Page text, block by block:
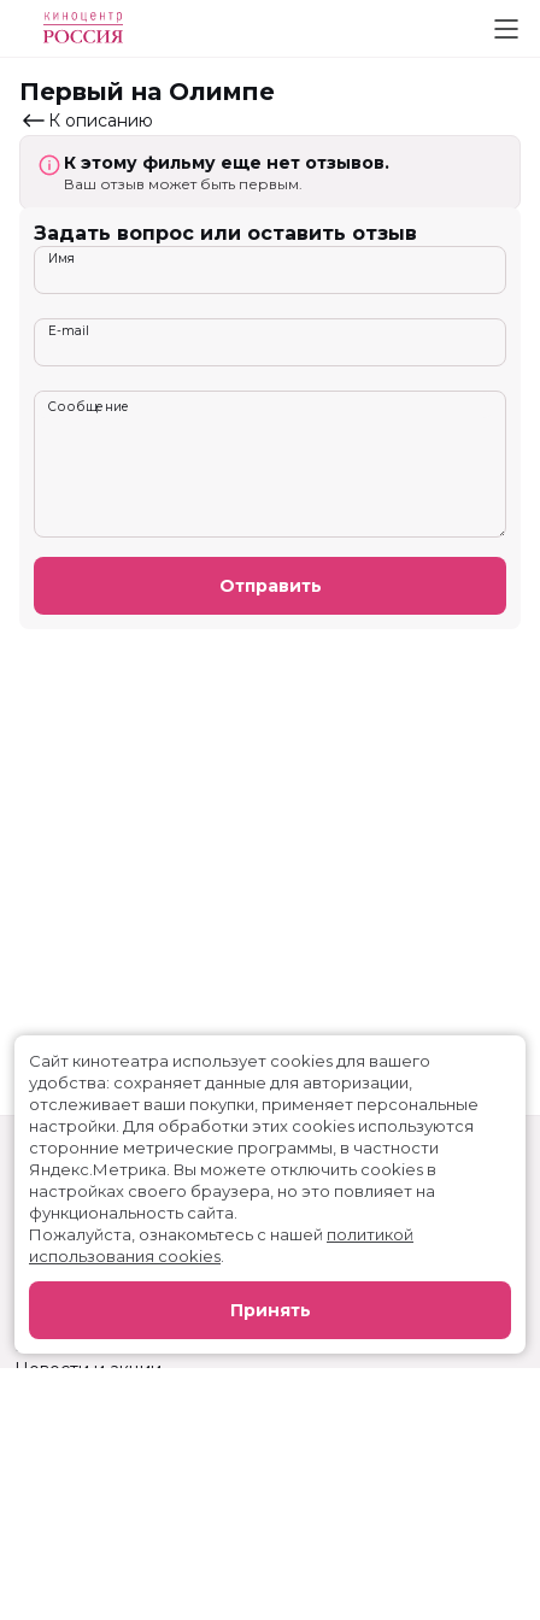
Первый на Олимпе
К описанию
К этому фильму еще нет отзывов.
Ваш отзыв может быть первым.
Задать вопрос или оставить отзыв
Имя
E-mail
Сообщение
Отправить
Скоро в кино
Вакансии
Новости и акции
Сайт кинотеатра использует cookies для вашего
удобства: сохраняет данные для авторизации,
отслеживает ваши покупки, применяет персональные
настройки. Для обработки этих cookies используются
сторонние метрические программы, в частности
Яндекс.Метрика. Вы можете отключить cookies в
настройках своего браузера, но это повлияет на
функциональность сайта.
Пожалуйста, ознакомьтесь с нашей политикой
использования cookies
Принять